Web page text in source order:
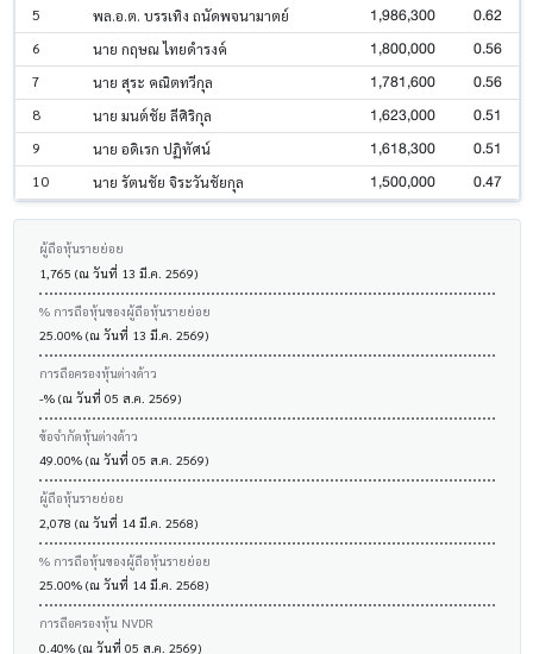
5 พล.อ.ต. บรรเทิง ถนัดพจนามาตย์ 1,986,300 0.62
6 นาย กฤษณ ไทยดำรงค์ 1,800,000 0.56
7 นาย สุระ คณิตทวีกุล 1,781,600 0.56
8 นาย มนต์ชัย ลีศิริกุล 1,623,000 0.51
9 นาย อดิเรก ปฏิทัศน์ 1,618,300 0.51
10 นาย รัตนชัย จิระวันชัยกุล 1,500,000 0.47
ผู้ถือหุ้นรายย่อย
1,765 (ณ วันที่ 13 มี.ค. 2569)
% การถือหุ้นของผู้ถือหุ้นรายย่อย
25.00% (ณ วันที่ 13 มี.ค. 2569)
การถือครองหุ้นต่างด้าว
-% (ณ วันที่ 05 ส.ค. 2569)
ข้อจำกัดหุ้นต่างด้าว
49.00% (ณ วันที่ 05 ส.ค. 2569)
ผู้ถือหุ้นรายย่อย
2,078 (ณ วันที่ 14 มี.ค. 2568)
% การถือหุ้นของผู้ถือหุ้นรายย่อย
25.00% (ณ วันที่ 14 มี.ค. 2568)
การถือครองหุ้น NVDR
0.40% (ณ วันที่ 05 ส.ค. 2569)